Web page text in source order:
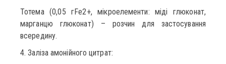
Тотема (0,05 гFe2+, мікроелементи: міді глюконат,
марганцю глюконат) – розчин для застосування
всередину.
4. Заліза амонійного цитрат: